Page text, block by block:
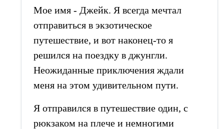
Мое имя - Джейк. Я всегда мечтал
отправиться в экзотическое
путешествие, и вот наконец-то я
решился на поездку в джунгли.
Неожиданные приключения ждали
меня на этом удивительном пути.
Я отправился в путешествие один, с
рюкзаком на плече и немногими